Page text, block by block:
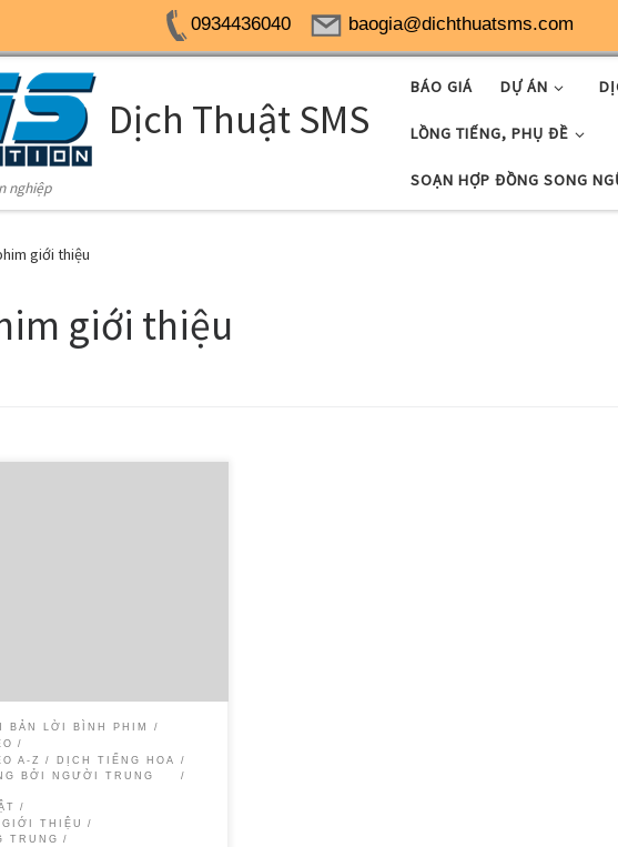
0934436040 baogia@dichthuatsms.com
Dịch Thuật SMS
nghiệp
BÁO GIÁ DỰ ÁN
LỒNG TIẾNG, PHỤ ĐỀ
SOẠN HỢP ĐỒNG SONG
giới thiệu
giới thiệu
BẢN LỜI BÌNH PHIM
A-Z
DỊCH TIẾNG HOA
BỞI NGƯỜI TRUNG
THIỆU
TRUNG